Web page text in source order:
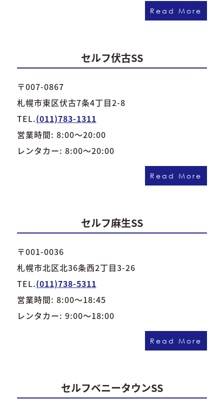
Read More
セルフ伏古SS
〒007-0867
札幌市東区伏古7条4丁目2-8
TEL.(011)783-1311
営業時間: 8:00～20:00
レンタカー: 8:00～20:00
Read More
セルフ麻生SS
〒001-0036
札幌市北区北36条西2丁目3-26
TEL.(011)738-5311
営業時間: 8:00～18:45
レンタカー: 9:00～18:00
Read More
セルフベニータウンSS